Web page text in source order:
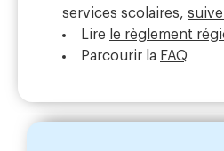
services scolaires,
Lire le règlement
Parcourir la FAQ